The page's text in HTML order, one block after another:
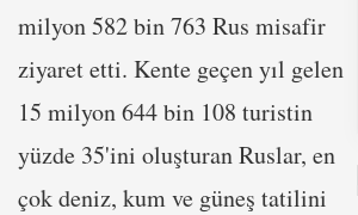
milyon 582 bin 763 Rus misafir
ziyaret etti. Kente geçen yıl gelen
15 milyon 644 bin 108 turistin
yüzde 35'ini oluşturan Ruslar, en
çok deniz, kum ve güneş tatilini